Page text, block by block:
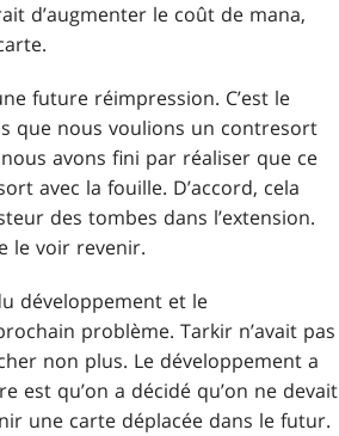
d’augmenter le coût de mana,
future réimpression. C’est le
que nous voulions un contresort
avons fini par réaliser que ce
avec la fouille. D’accord, cela
des tombes dans l’extension.
le voir revenir.
développement et le
problème. Tarkir n’avait pas
non plus. Le développement a
est qu’on a décidé qu’on ne devait
une carte déplacée dans le futur.